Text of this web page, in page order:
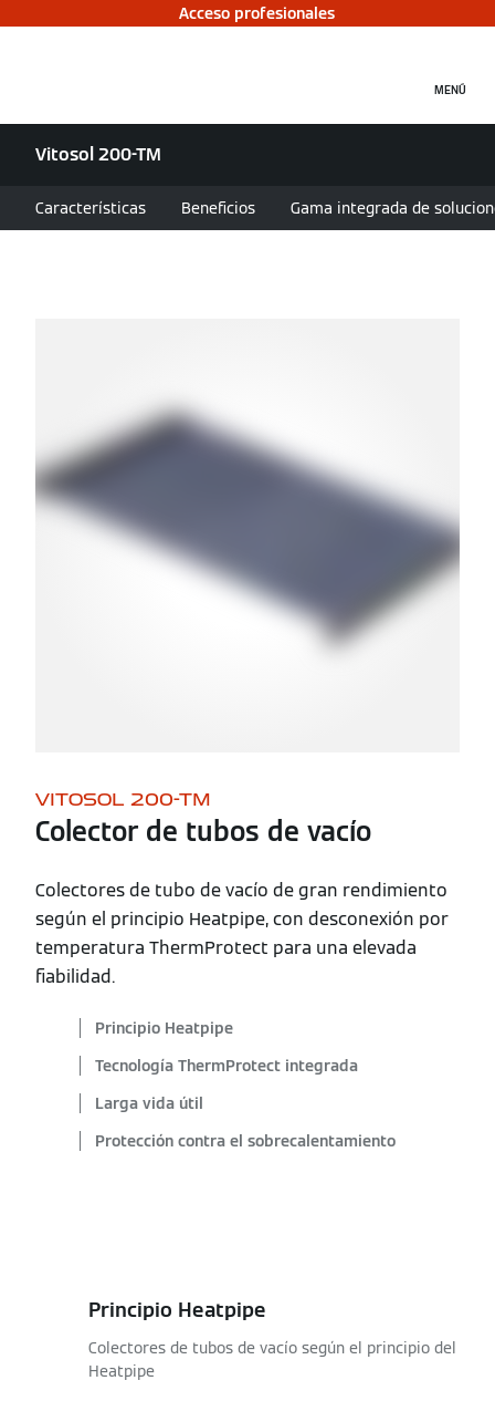
Acceso profesionales
MENÚ
Vitosol 200-TM
Características Beneficios Gama integrada de
VITOSOL 200-TM
Colector de tubos de vacío
Colectores de tubo de vacío de gran rendimiento
según el principio Heatpipe, con desconexión por
temperatura ThermProtect para una elevada
fiabilidad.
Principio Heatpipe
Tecnología ThermProtect integrada
Larga vida útil
Protección contra el sobrecalentamiento
Principio Heatpipe
Colectores de tubos de vacío según el principio del
Heatpipe